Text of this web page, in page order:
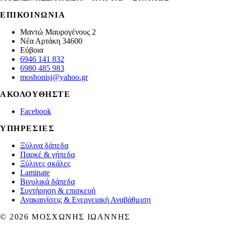
ΕΠΙΚΟΙΝΩΝΊΑ
Μαντώ Μαυρογένους 2
Νέα Αρτάκη 34600
Εύβοια
6946 141 832
6980 485 983
moshonisj@yahoo.gr
ΑΚΟΛΟΥΘΉΣΤΕ
Facebook
ΥΠΗΡΕΣΊΕΣ
Ξύλινα δάπεδα
Παρκέ & γήπεδα
Ξύλινες σκάλες
Laminate
Βινυλικά δάπεδα
Συντήρηση & επισκευή
Ανακαινίσεις & Ενεργειακή Αναβάθμιση
© 2026 ΜΟΣΧΏΝΗΣ ΙΩΆΝΝΗΣ